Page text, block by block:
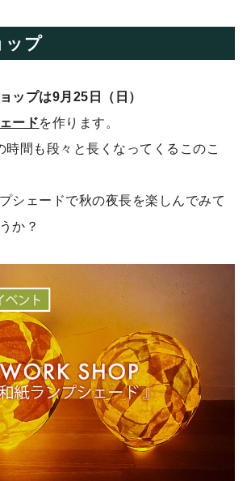
ップ
ップは9月25日（日）
ードを作ります。
時間も段々と長くなってくるこのこ
シェードで秋の夜長を楽しんでみて
か？